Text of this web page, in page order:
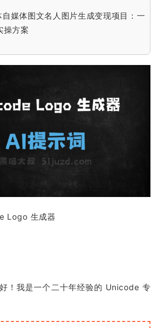
媒体图文名人图片生成变现项目：一
操方案
Logo 生成器
！我是一个二十年经验的 Unicode 专